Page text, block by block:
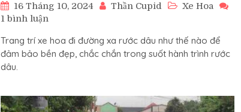
16 Tháng 10, 2024 Thần Cupid
Xe Hoa
1 bình luận
Trang
Trí
Đi
Đường
Trang trí xe hoa đi đường xa rước dâu như thế nào để
đảm bảo bền đẹp, chắc chắn trong suốt hành trình rước
dâu.